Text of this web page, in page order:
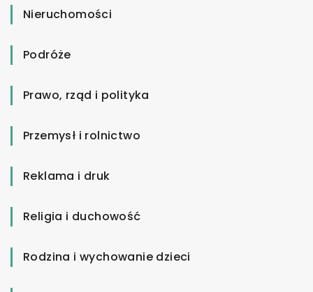
Nieruchomości
Podróże
Prawo, rząd i polityka
Przemysł i rolnictwo
Reklama i druk
Religia i duchowość
Rodzina i wychowanie dzieci